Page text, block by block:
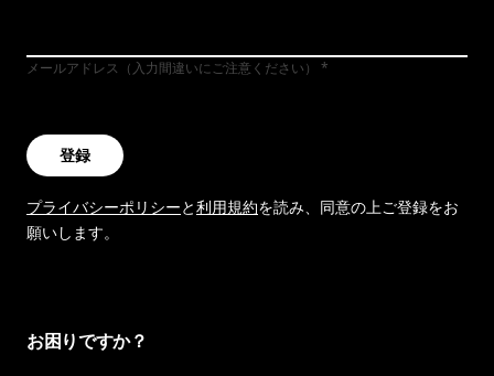
メールアドレス（入力間違いにご注意ください）
登録
プライバシーポリシーと利用規約を読み、同意の上ご登録をお
願いします。
お困りですか？